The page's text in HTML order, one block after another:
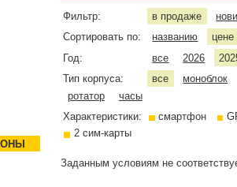
Фильтр: в продаже
Сортировать по:
названию
цене
Год:
все 2026
Тип корпуса:
все
моноблок
ротатор
часы
Характеристики:
смартфон
2 сим-карты
Заданным условиям не